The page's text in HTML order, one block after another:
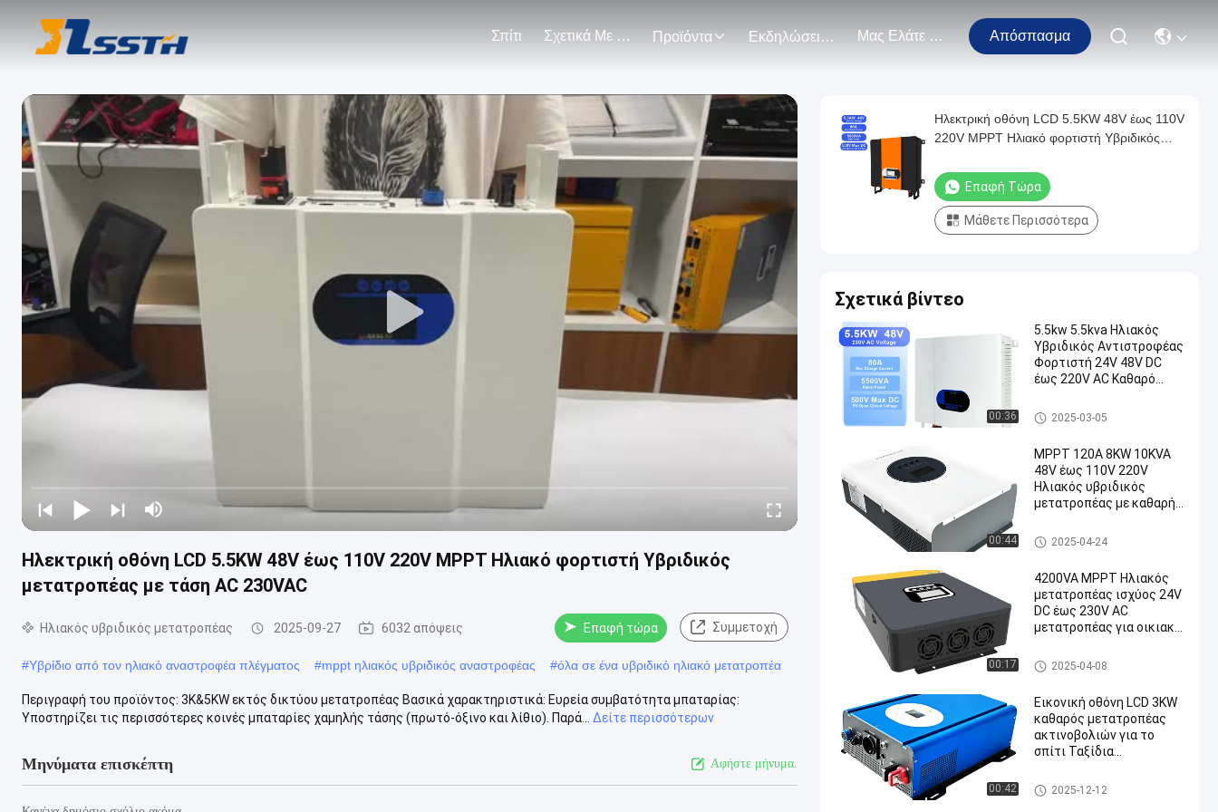
Σπίτι Σχετικά Με Εμάς Προϊόντα Εκδηλώσεις Μας Ελάτε Σε Επαφή Με Απόσπασμα
Ηλεκτρική οθόνη LCD 5.5KW 48V έως 110V 220V MPPT Ηλιακό φορτιστή Υβριδικός
μετατροπέας με τάση AC 230VAC
Ηλιακός υβριδικός μετατροπέας 2025-09-27 6032 απόψεις Επαφή τώρα Συμμετοχή
#Υβρίδιο από τον ηλιακό αναστροφέα πλέγματος #mppt ηλιακός υβριδικός αναστροφέας #όλα σε ένα υβριδικό ηλιακό μετατροπέα
Περιγραφή του προϊόντος: 3K&5KW εκτός δικτύου μετατροπέας Βασικά χαρακτηριστικά: Ευρεία συμβατότητα μπαταρίας:
Υποστηρίζει τις περισσότερες κοινές μπαταρίες χαμηλής τάσης (πρωτό-όξινο και λίθιο). Παρά...
Δείτε περισσότερων
Μηνύματα επισκέπτη Αφήστε μήνυμα.
Ηλεκτρική οθόνη LCD 5.5KW 48V έως 110V
220V MPPT Ηλιακό φορτιστή Υβριδικός
Επαφή Τώρα
Μάθετε Περισσότερα
Σχετικά βίντεο
00:36
5.5kw 5.5kva Ηλιακός
Υβριδικός Αντιστροφέας
Φορτιστή 24V 48V DC
έως 220V AC Καθαρό
Ηλιακός υβριδικός μετατροπ
έας
2025-03-05
00:44
MPPT 120A 8KW 10KVA
48V έως 110V 220V
Ηλιακός υβριδικός
μετατροπέας με καθαρή
όλα σε ένα σχέδιο
Ηλιακός υβριδικός μετατροπ
έας
2025-04-24
00:17
4200VA MPPT Ηλιακός
μετατροπέας ισχύος 24V
DC έως 230V AC
μετατροπέας για οικιακό
Ηλιακός υβριδικός μετατροπ
έας
2025-04-08
00:42
Εικονική οθόνη LCD 3KW
καθαρός μετατροπέας
ακτινοβολιών για το
σπίτι Ταξίδια
θερμοκρασίας -10C- 45C
Ηλιακός υβριδικός μετατροπ
έας
2025-12-12